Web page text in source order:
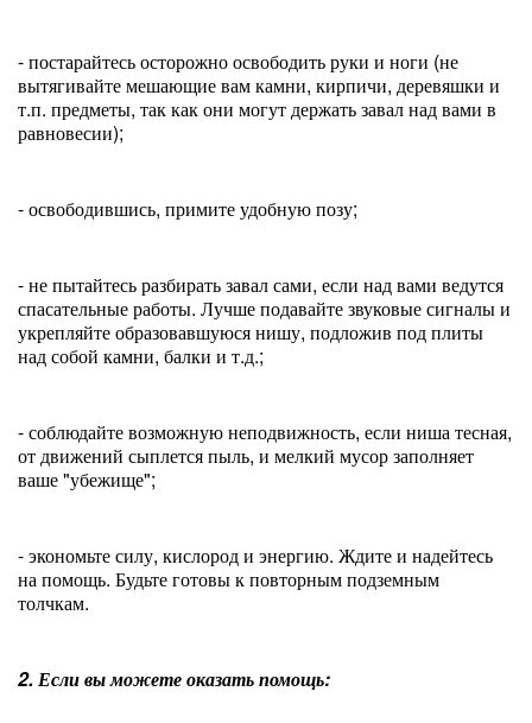
- постарайтесь осторожно освободить руки и ноги (не
вытягивайте мешающие вам камни, кирпичи, деревяшки и
т.п. предметы, так как они могут держать завал над вами в
равновесии);
- освободившись, примите удобную позу;
- не пытайтесь разбирать завал сами, если над вами ведутся
спасательные работы. Лучше подавайте звуковые сигналы и
укрепляйте образовавшуюся нишу, подложив под плиты
над собой камни, балки и т.д.;
- соблюдайте возможную неподвижность, если ниша тесная,
от движений сыплется пыль, и мелкий мусор заполняет
ваше "убежище";
- экономьте силу, кислород и энергию. Ждите и надейтесь
на помощь. Будьте готовы к повторным подземным
толчкам.
2. Если вы можете оказать помощь: